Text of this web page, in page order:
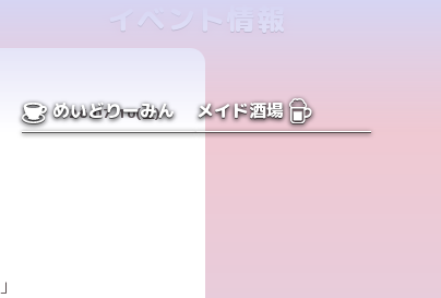
めいどりーみん メイド酒場
イベント情報
26.07.10(金)